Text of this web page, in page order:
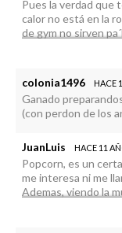
Pues la verdad que
calor no está en la
de gym no sirven
guste pues nada, y
concursos son,
participantes, vacíos
dura, y poco más.
colonia1496 HACE
Ganado
(con perdon de los
JuanLuis HACE 11
Popcorn, es un
me interesa ni me
Ademas, viendo la
bien la habilidad es
fisicamente